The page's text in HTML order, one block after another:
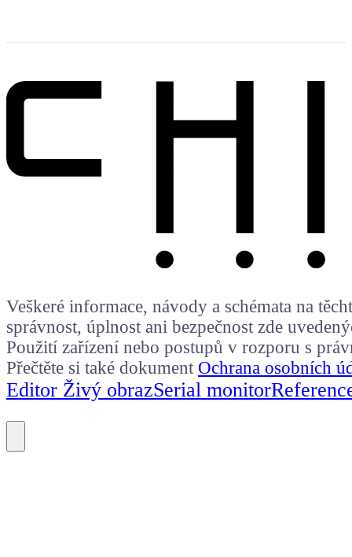
Veškeré informace, návody a schémata na
správnost, úplnost ani bezpečnost zde
Použití zařízení nebo postupů v rozporu s
Přečtěte si také dokument Ochrana osobních
Editor Živý obrazSerial monitor